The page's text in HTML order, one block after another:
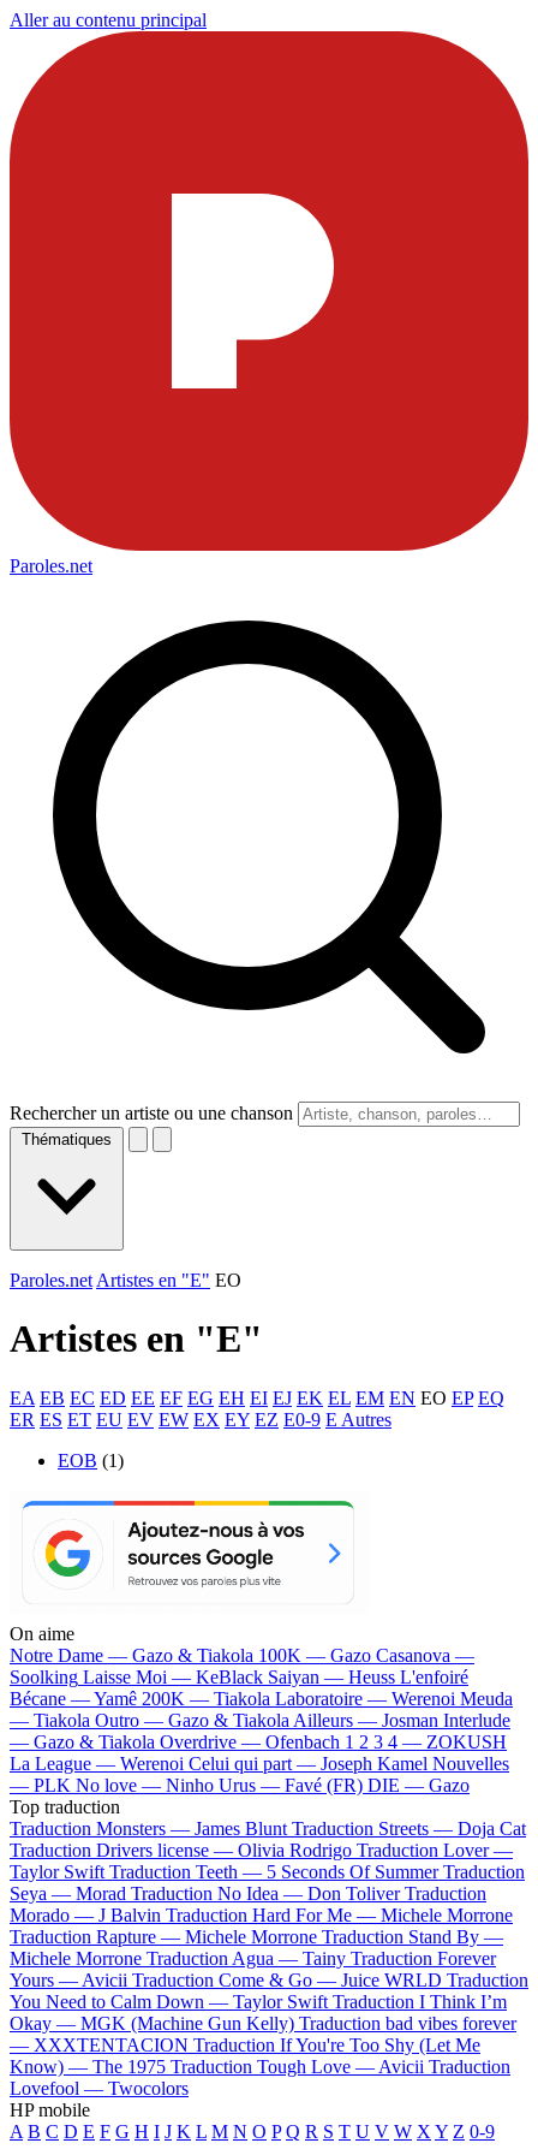
Aller au contenu principal
Paroles.net
Rechercher un artiste ou une chanson
Thématiques
Paroles.net Artistes en "E" EO
Artistes en "E"
EA EB EC ED EE EF EG EH EI EJ EK EL EM EN EO EP EQ
ER ES ET EU EV EW EX EY EZ E0-9 E Autres
EOB (1)
On aime
Notre Dame — Gazo & Tiakola 100K — Gazo Casanova —
Soolking Laisse Moi — KeBlack Saiyan — Heuss L'enfoiré
Bécane —Yamê 200K — Tiakola Laboratoire — Werenoi Meuda
— Tiakola Outro — Gazo & Tiakola Ailleurs — Josman Interlude
— Gazo & Tiakola Overdrive — Ofenbach 1 2 3 4 — ZOKUSH
La League — Werenoi Celui qui part — Joseph Kamel Nouvelles
— PLK No love — Ninho Urus — Favé (FR) DIE — Gazo
Top traduction
Traduction Monsters — James Blunt Traduction Streets — Doja Cat
Traduction Drivers license — Olivia Rodrigo Traduction Lover —
Taylor Swift Traduction Teeth — 5 Seconds Of Summer Traduction
Seya — Morad Traduction No Idea — Don Toliver Traduction
Morado — J Balvin Traduction Hard For Me — Michele Morrone
Traduction Rapture — Michele Morrone Traduction Stand By —
Michele Morrone Traduction Agua — Tainy Traduction Forever
Yours — Avicii Traduction Come & Go — Juice WRLD Traduction
You Need to Calm Down — Taylor Swift Traduction I Think I’m
Okay — MGK (Machine Gun Kelly) Traduction bad vibes forever
— XXXTENTACION Traduction If You're Too Shy (Let Me
Know) — The 1975 Traduction Tough Love — Avicii Traduction
Lovefool — Twocolors
HP mobile
A B C D E F G H I J K L M N O P Q R S T U V W X Y Z 0-9